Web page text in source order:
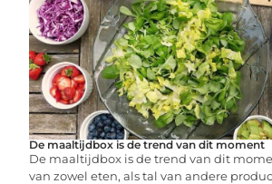
De maaltijdbox is de trend van dit moment
De maaltijdbox is de trend van dit
van zowel eten, als tal van andere